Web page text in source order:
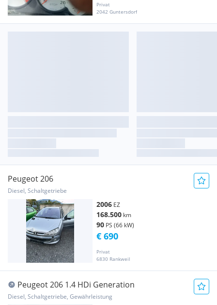
Privat
2042 Guntersdorf
Peugeot 206
Diesel, Schaltgetriebe
2006 EZ
168.500 km
90 PS (66 kW)
Privat
6830 Rankweil
€ 690
Peugeot 206 1.4 HDi Generation
Diesel, Schaltgetriebe, Gewährleistung